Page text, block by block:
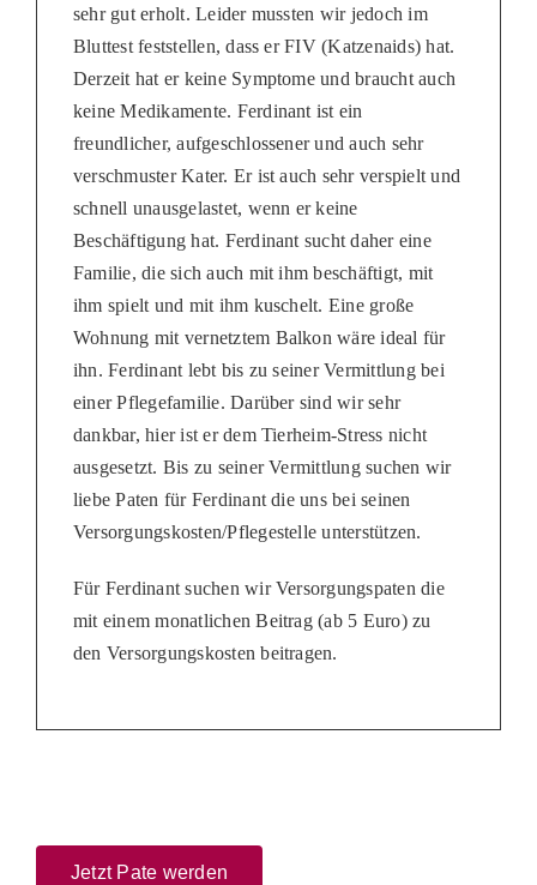
sehr gut erholt. Leider mussten wir jedoch im
Bluttest feststellen, dass er FIV (Katzenaids) hat.
Derzeit hat er keine Symptome und braucht auch
keine Medikamente. Ferdinant ist ein
freundlicher, aufgeschlossener und auch sehr
verschmuster Kater. Er ist auch sehr verspielt und
schnell unausgelastet, wenn er keine
Beschäftigung hat. Ferdinant sucht daher eine
Familie, die sich auch mit ihm beschäftigt, mit
ihm spielt und mit ihm kuschelt. Eine große
Wohnung mit vernetztem Balkon wäre ideal für
ihn. Ferdinant lebt bis zu seiner Vermittlung bei
einer Pflegefamilie. Darüber sind wir sehr
dankbar, hier ist er dem Tierheim-Stress nicht
ausgesetzt. Bis zu seiner Vermittlung suchen wir
liebe Paten für Ferdinant die uns bei seinen
Versorgungskosten/Pflegestelle unterstützen.
Für Ferdinant suchen wir Versorgungspaten die
mit einem monatlichen Beitrag (ab 5 Euro) zu
den Versorgungskosten beitragen.
Jetzt Pate werden